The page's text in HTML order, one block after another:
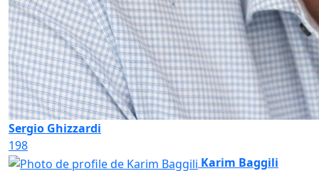
Sergio Ghizzardi
198
Karim Baggili